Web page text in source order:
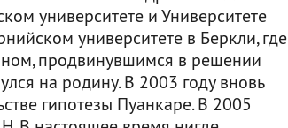
университете и Университете
университете в Беркли, где
продвинувшимся в решении
на родину. В 2003 году вновь
гипотезы Пуанкаре. В 2005